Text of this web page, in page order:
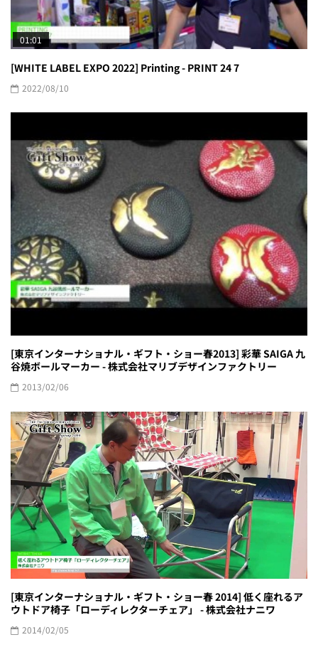
01:01
[WHITE LABEL EXPO 2022] Printing - PRINT 24 7
2022/08/10
[東京インターナショナル・ギフト・ショー春2013] 彩華 SAIGA 九
谷焼ボールマーカー - 株式会社マリブデザインファクトリー
2013/02/06
[東京インターナショナル・ギフト・ショー春 2014] 低く座れるア
ウトドア椅子「ローディレクターチェア」 - 株式会社ナニワ
2014/02/05